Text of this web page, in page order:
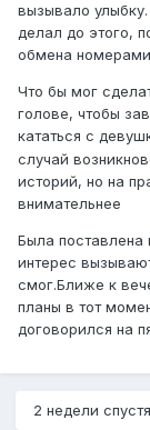
вызывало
делал до этого,
обмена
Что бы мог
голове, чтобы
кататься с
случай
историй, но на
внимательнее
Была поставлена
интерес
смог.Ближе к
планы в тот
договорился на
2 недели